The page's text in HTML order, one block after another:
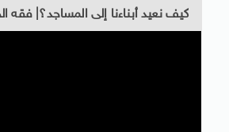
كيف نعيد أبناءنا إلى المساجد؟| فقه